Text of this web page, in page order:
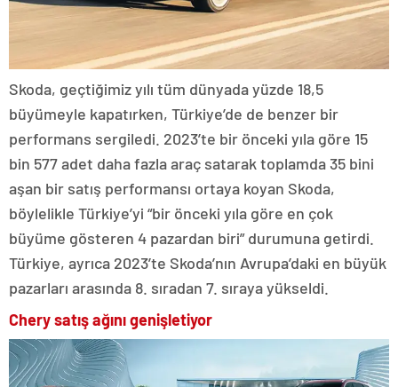
Skoda, geçtiğimiz yılı tüm dünyada yüzde 18,5
büyümeyle kapatırken, Türkiye’de de benzer bir
performans sergiledi. 2023’te bir önceki yıla göre 15
bin 577 adet daha fazla araç satarak toplamda 35 bini
aşan bir satış performansı ortaya koyan Skoda,
böylelikle Türkiye’yi “bir önceki yıla göre en çok
büyüme gösteren 4 pazardan biri” durumuna getirdi.
Türkiye, ayrıca 2023’te Skoda’nın Avrupa’daki en büyük
pazarları arasında 8. sıradan 7. sıraya yükseldi.
Chery satış ağını genişletiyor